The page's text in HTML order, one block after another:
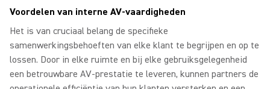
Voordelen van interne AV-vaardigheden
Het is van cruciaal belang de specifieke
samenwerkingsbehoeften van elke klant te begrijpen en op te
lossen. Door in elke ruimte en bij elke gebruiksgelegenheid
een betrouwbare AV-prestatie te leveren, kunnen partners de